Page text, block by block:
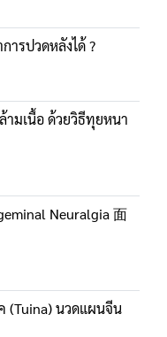
ารปวดหลังได้ ?
มเนื้อ ด้วยวิธีทุยหนา
Neuralgia 面
(Tuina) นวดแผนจีน